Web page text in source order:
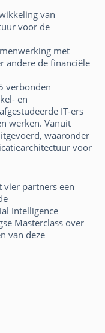
van
voor de
met
andere de financiële
verbonden
en
IT-ers
werken. Vanuit
waaronder
voor
partners een
Intelligence
Masterclass over
van deze